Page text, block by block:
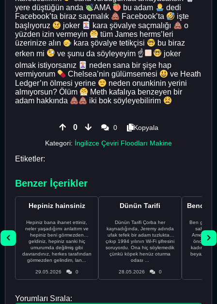
yere düştüğün anda
AMA bu adam
dedi
Facebook’ta biraz saçmalık
Facebook’ta
işte
başlıyoruz
joker kara şövalye saçmalığı
o
yüzden izin vermeyin
tüm James herms’leri
üzerinize alın
kara şövalye tetikçisi
bu biraz
erken mi
ve şunu da söyleyeyim ☝
joker
olmak istiyorsanız
neden sana bir şişe hap
vermiyorum
Chelsea’nin gülümsemesi
ve Heath
Ledger’ın ölmesi yerine
neden onunkinin yerini
almıyorsun? Ölüm
Meth kafalıya benzeyen bir
adam hakkında
iki bok söyleyebilirim
0 0
Kopyala
Kategori: İngilizce Çeviri Floodları Makine
Etiketler:
Benzer İçerikler
Hepiniz hainsiniz
Hepiniz bana ihanet ettiniz,
neler yaşadığımı anlattım ve
hepiniz beni görmezden
geldiniz, hepiniz sanki hiç
umurumda değilmiş gibi
davrandınız, herkes tarafından
görmezden gelindim, lan...
29.05.2026 0
Dünün Tarifi
Dünün Tarifi Çorba her
kaynadığında, Jeremy adında
ufak tefek bir adam tuzluktan
çıkıp 1994 yılının Wi-Fi şifresini
soruyordu. Ona hiç söylemedik
çünkü köpek henüz oturma
odası ...
28.05.2026 0
Ben gururlu
sahip
önce
kadınla
beyaz
Yorumları Sırala: